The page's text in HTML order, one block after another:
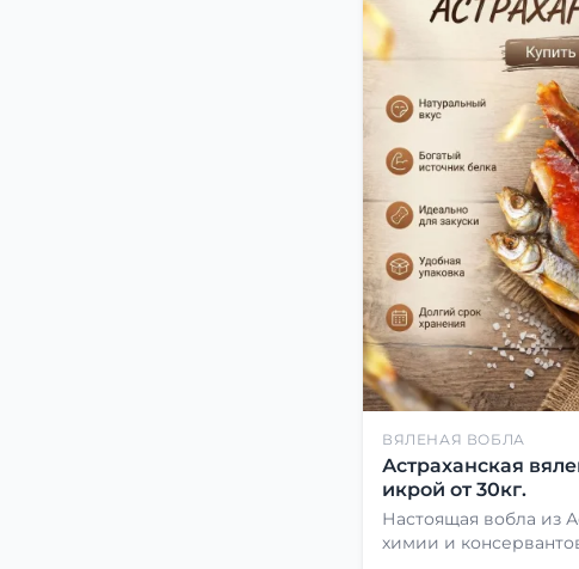
ВЯЛЕНАЯ ВОБЛА
Астраханская
икрой от 30кг.
Настоящая вобла из
химии и